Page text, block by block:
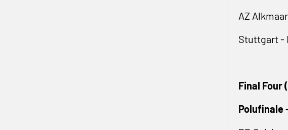
AZ
Stuttgart -
Final Four
Polufinale